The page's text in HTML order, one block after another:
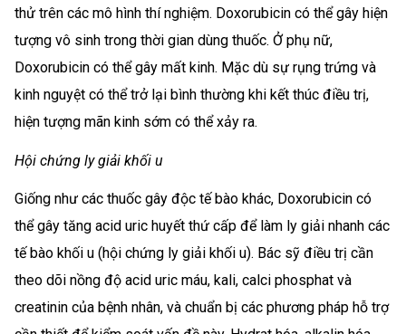
thử trên các mô hình thí nghiệm. Doxorubicin có thể gây hiện
tượng vô sinh trong thời gian dùng thuốc. Ở phụ nữ,
Doxorubicin có thể gây mất kinh. Mặc dù sự rụng trứng và
kinh nguyệt có thể trở lại bình thường khi kết thúc điều trị,
hiện tượng mãn kinh sớm có thể xảy ra.
Hội chứng ly giải khối u
Giống như các thuốc gây độc tế bào khác, Doxorubicin có
thể gây tăng acid uric huyết thứ cấp để làm ly giải nhanh các
tế bào khối u (hội chứng ly giải khối u). Bác sỹ điều trị cần
theo dõi nồng độ acid uric máu, kali, calci phosphat và
creatinin của bệnh nhân, và chuẩn bị các phương pháp hỗ trợ